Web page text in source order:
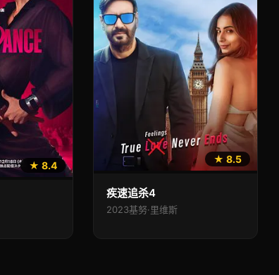
★ 8.4
★ 8.5
疾速追杀4
2023基努·里维斯